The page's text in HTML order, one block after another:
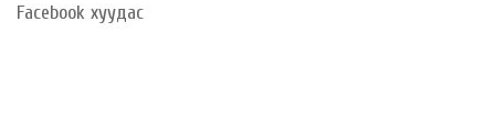
Facebook хуудас